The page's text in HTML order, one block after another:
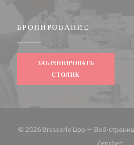
БРОНИРОВАНИЕ
ЗАБРОНИРОВАТЬ
СТОЛИК
© 2026 Brasserie Lipp — Веб-
Zenchef